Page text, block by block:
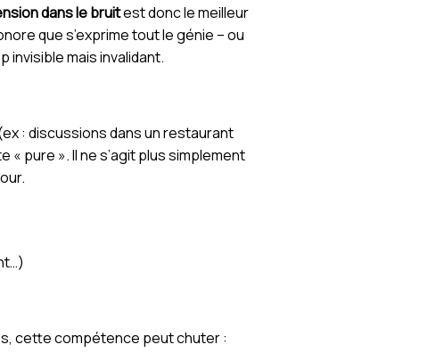
dans le bruitest donc le meilleur
que s’exprime tout le génie – ou
invisible mais invalidant.
: discussions dans un restaurant
pure ». Il ne s’agit plus simplement
cette compétence peut chuter :